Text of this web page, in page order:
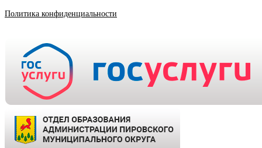
Политика конфиденциальности